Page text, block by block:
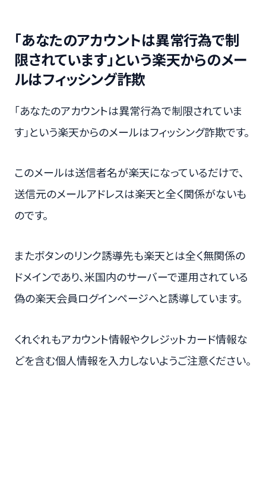
「あなたのアカウントは異常行為で制
限されています」という楽天からのメー
ルはフィッシング詐欺
「あなたのアカウントは異常行為で制限されていま
す」という楽天からのメールはフィッシング詐欺です。
このメールは送信者名が楽天になっているだけで、
送信元のメールアドレスは楽天と全く関係がないも
のです。
またボタンのリンク誘導先も楽天とは全く無関係の
ドメインであり、米国内のサーバーで運用されている
偽の楽天会員ログインページへと誘導しています。
くれぐれもアカウント情報やクレジットカード情報な
どを含む個人情報を入力しないようご注意ください。